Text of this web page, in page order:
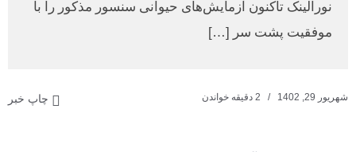
نورالینک تاکنون آزمایش‌های حیوانی سنسور مذکور را با
موفقیت پشت سر […]
شهریور 29, 1402 چاپ خبر